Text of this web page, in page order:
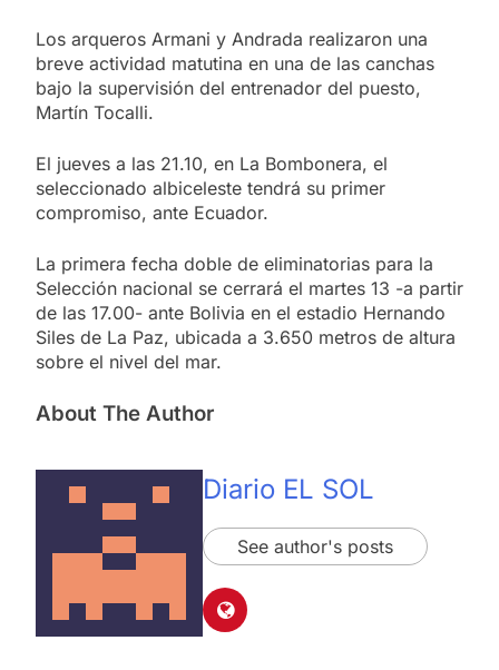
Los arqueros Armani y Andrada realizaron una
breve actividad matutina en una de las canchas
bajo la supervisión del entrenador del puesto,
Martín Tocalli.
El jueves a las 21.10, en La Bombonera, el
seleccionado albiceleste tendrá su primer
compromiso, ante Ecuador.
La primera fecha doble de eliminatorias para la
Selección nacional se cerrará el martes 13 -a partir
de las 17.00- ante Bolivia en el estadio Hernando
Siles de La Paz, ubicada a 3.650 metros de altura
sobre el nivel del mar.
About The Author
Diario EL SOL
See author's posts